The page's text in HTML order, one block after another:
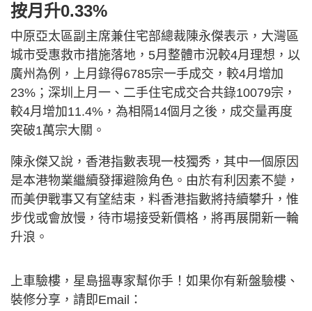
按月升0.33%
中原亞太區副主席兼住宅部總裁陳永傑表示，大灣區
城市受惠救市措施落地，5月整體市況較4月理想，以
廣州為例，上月錄得6785宗一手成交，較4月增加
23%；深圳上月一、二手住宅成交合共錄10079宗，
較4月增加11.4%，為相隔14個月之後，成交量再度
突破1萬宗大關。
陳永傑又說，香港指數表現一枝獨秀，其中一個原因
是本港物業繼續發揮避險角色。由於有利因素不變，
而美伊戰事又有望結束，料香港指數將持續攀升，惟
步伐或會放慢，待市場接受新價格，將再展開新一輪
升浪。
上車驗樓，星島搵專家幫你手！如果你有新盤驗樓、
裝修分享，請即Email：